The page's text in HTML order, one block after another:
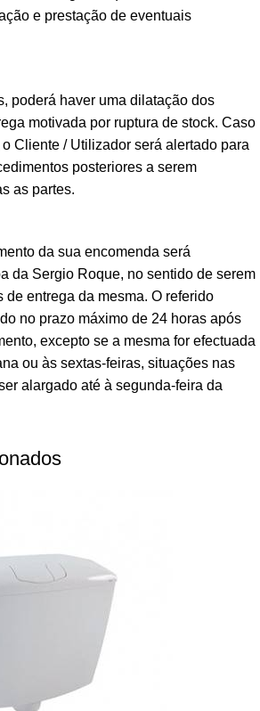
e prestação de eventuais
poderá haver uma dilatação dos
motivada por ruptura de stock. Caso
Cliente / Utilizador será alertado para
posteriores a serem
as partes.
da sua encomenda será
da Sergio Roque, no sentido de serem
de entrega da mesma. O referido
no prazo máximo de 24 horas após
excepto se a mesma for efectuada
ou às sextas-feiras, situações nas
alargado até à segunda-feira da